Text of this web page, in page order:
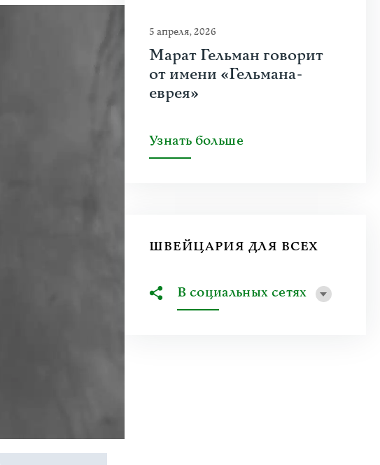
5 апреля, 2026
Марат Гельман говорит
от имени «Гельмана-
еврея»
Узнать больше
ШВЕЙЦАРИЯ ДЛЯ ВСЕХ
В социальных сетях